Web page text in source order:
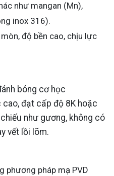
như mangan (Mn),
inox 316).
độ bền cao, chịu lực
bóng cơ học
đạt cấp độ 8K hoặc
như gương, không có
vết lồi lõm.
phương pháp mạ PVD